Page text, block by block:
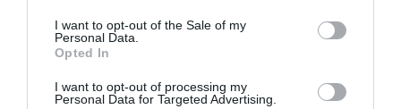
I want to opt-out of the Sale of my
Personal Data.
Opted In
I want to opt-out of processing my
Personal Data for Targeted Advertising.
Jmpa commenté l'article :
Airlines relie l’Écosse à l’Australie